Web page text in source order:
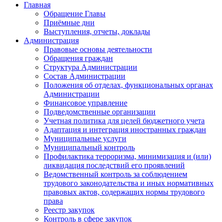
Главная
Обращение Главы
Приёмные дни
Выступления, отчеты, доклады
Администрация
Правовые основы деятельности
Обращения граждан
Структура Администрации
Состав Администрации
Положения об отделах, функциональных органах
Администрации
Финансовое управление
Подведомственные организации
Учетная политика для целей бюджетного учета
Адаптация и интеграция иностранных граждан
Муниципальные услуги
Муниципальный контроль
Профилактика терроризма, минимизация и (или)
ликвидация последствий его проявлений
Ведомственный контроль за соблюдением
трудового законодательства и иных нормативных
правовых актов, содержащих нормы трудового
права
Реестр закупок
Контроль в сфере закупок